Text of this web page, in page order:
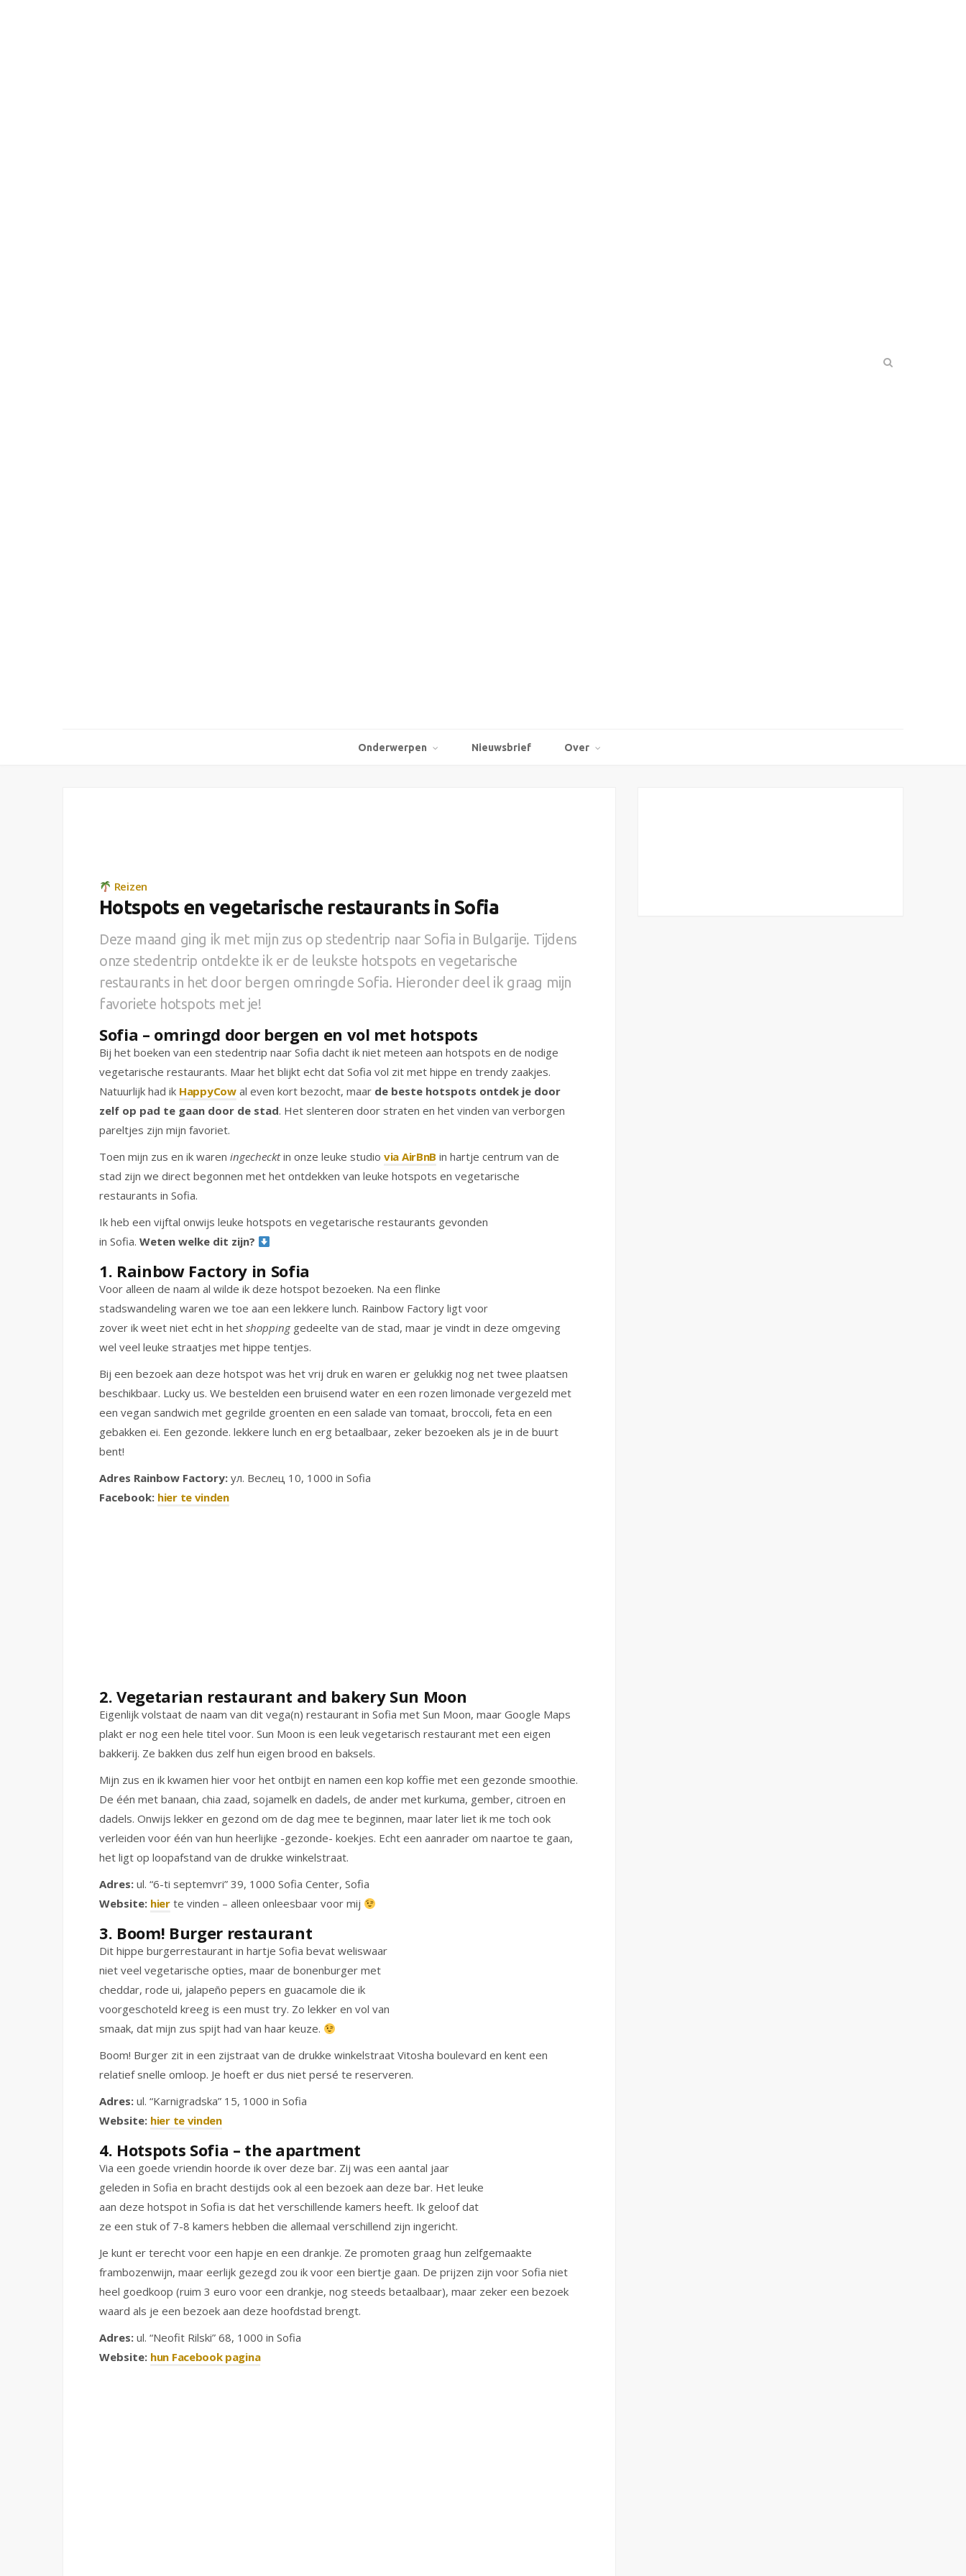
Onderwerpen Nieuwsbrief Over
Reizen
Hotspots en vegetarische restaurants in Sofia
Deze maand ging ik met mijn zus op stedentrip naar Sofia in Bulgarije. Tijdens
onze stedentrip ontdekte ik er de leukste hotspots en vegetarische
restaurants in het door bergen omringde Sofia. Hieronder deel ik graag mijn
favoriete hotspots met je!
Sofia – omringd door bergen en vol met hotspots
Bij het boeken van een stedentrip naar Sofia dacht ik niet meteen aan hotspots en de nodige
vegetarische restaurants. Maar het blijkt echt dat Sofia vol zit met hippe en trendy zaakjes.
Natuurlijk had ik HappyCowal even kort bezocht, maar de beste hotspots ontdek je door
zelf op pad te gaan door de stad. Het slenteren door straten en het vinden van verborgen
pareltjes zijn mijn favoriet.
Toen mijn zus en ik waren ingechecktin onze leuke studio via AirBnB in hartje centrum van de
stad zijn we direct begonnen met het ontdekken van leuke hotspots en vegetarische
restaurants in Sofia.
Ik heb een vijftal onwijs leuke hotspots en vegetarische restaurants gevonden
in Sofia. Weten welke dit zijn?
1. Rainbow Factory in Sofia
Voor alleen de naam al wilde ik deze hotspot bezoeken. Na een flinke
stadswandeling waren we toe aan een lekkere lunch. Rainbow Factory ligt voor
zover ik weet niet echt in het shoppinggedeelte van de stad, maar je vindt in deze omgeving
wel veel leuke straatjes met hippe tentjes.
Bij een bezoek aan deze hotspot was het vrij druk en waren er gelukkig nog net twee plaatsen
beschikbaar. Lucky us. We bestelden een bruisend water en een rozen limonade vergezeld met
een vegan sandwich met gegrilde groenten en een salade van tomaat, broccoli, feta en een
gebakken ei. Een gezonde. lekkere lunch en erg betaalbaar, zeker bezoeken als je in de buurt
bent!
Adres Rainbow Factory: ул. Веслец 10, 1000 in Sofia
Facebook: hier te vinden
2. Vegetarian restaurant and bakery Sun Moon
Eigenlijk volstaat de naam van dit vega(n) restaurant in Sofia met Sun Moon, maar Google Maps
plakt er nog een hele titel voor. Sun Moon is een leuk vegetarisch restaurant met een eigen
bakkerij. Ze bakken dus zelf hun eigen brood en baksels.
Mijn zus en ik kwamen hier voor het ontbijt en namen een kop koffie met een gezonde smoothie.
De één met banaan, chia zaad, sojamelk en dadels, de ander met kurkuma, gember, citroen en
dadels. Onwijs lekker en gezond om de dag mee te beginnen, maar later liet ik me toch ook
verleiden voor één van hun heerlijke -gezonde- koekjes. Echt een aanrader om naartoe te gaan,
het ligt op loopafstand van de drukke winkelstraat.
Adres: ul. “6-ti septemvri” 39, 1000 Sofia Center, Sofia
Website: hierte vinden – alleen onleesbaar voor mij
3. Boom! Burger restaurant
Dit hippe burgerrestaurant in hartje Sofia bevat weliswaar
niet veel vegetarische opties, maar de bonenburger met
cheddar, rode ui, jalapeño pepers en guacamole die ik
voorgeschoteld kreeg is een must try. Zo lekker en vol van
smaak, dat mijn zus spijt had van haar keuze.
Boom! Burger zit in een zijstraat van de drukke winkelstraat Vitosha boulevard en kent een
relatief snelle omloop. Je hoeft er dus niet persé te reserveren.
Adres: ul. “Karnigradska” 15, 1000 in Sofia
Website: hier te vinden
4. Hotspots Sofia – the apartment
Via een goede vriendin hoorde ik over deze bar. Zij was een aantal jaar
geleden in Sofia en bracht destijds ook al een bezoek aan deze bar. Het leuke
aan deze hotspot in Sofia is dat het verschillende kamers heeft. Ik geloof dat
ze een stuk of 7-8 kamers hebben die allemaal verschillend zijn ingericht.
Je kunt er terecht voor een hapje en een drankje. Ze promoten graag hun zelfgemaakte
frambozenwijn, maar eerlijk gezegd zou ik voor een biertje gaan. De prijzen zijn voor Sofia niet
heel goedkoop (ruim 3 euro voor een drankje, nog steeds betaalbaar), maar zeker een bezoek
waard als je een bezoek aan deze hoofdstad brengt.
Adres: ul. “Neofit Rilski” 68, 1000 in Sofia
Website: hun Facebook pagina